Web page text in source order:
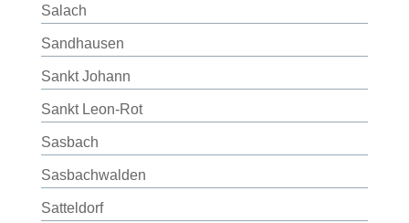
Salach
Sandhausen
Sankt Johann
Sankt Leon-Rot
Sasbach
Sasbachwalden
Satteldorf